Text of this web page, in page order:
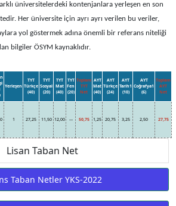
üniversitelerdeki kontenjanlara yerleşen en son
Her üniversite için ayrı ayrı verilen bu veriler,
yol göstermek adına önemli bir referans niteliği
bilgiler ÖSYM kaynaklıdır.
Yerleşen
TYT
Türkçe
(40)
TYT
Sosyal
(20)
TYT
Mat
(40)
TYT
Fen
(20)
Toplam
TYT
Net
AYT
Mat
(40)
AYT
Türkçe
(24)
AYT
Tarih1
(10)
AYT
Coğrafya1
(6)
Toplam
AYT
Net
1 27,25 11,50 12,00 --- 50,75 1,25 20,75 3,25 2,50 27,75
Lisan Taban Net
Taban Netler YKS-2022